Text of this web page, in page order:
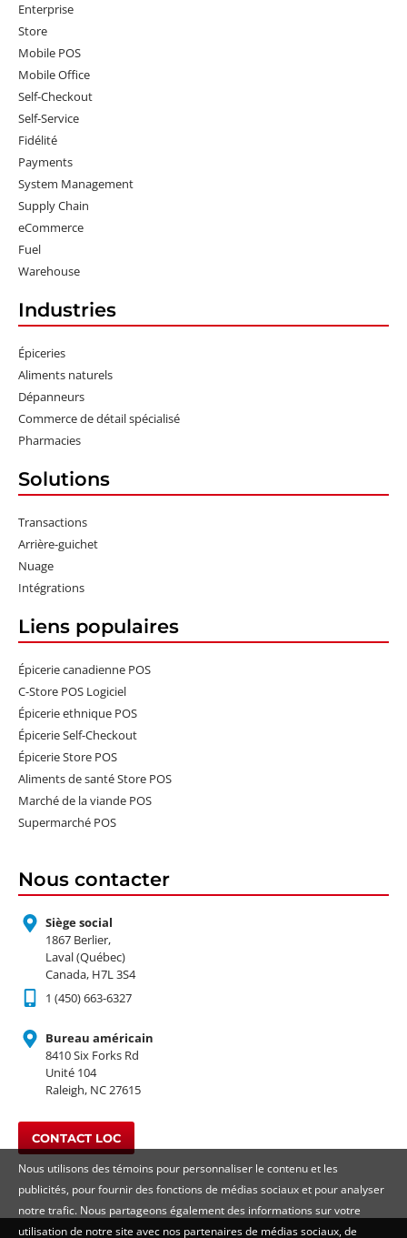
Enterprise
Store
Mobile POS
Mobile Office
Self-Checkout
Self-Service
Fidélité
Payments
System Management
Supply Chain
eCommerce
Fuel
Warehouse
Industries
Épiceries
Aliments naturels
Dépanneurs
Commerce de détail spécialisé
Pharmacies
Solutions
Transactions
Arrière-guichet
Nuage
Intégrations
Liens populaires
Épicerie canadienne POS
C-Store POS Logiciel
Épicerie ethnique POS
Épicerie Self-Checkout
Épicerie Store POS
Aliments de santé Store POS
Marché de la viande POS
Supermarché POS
Nous contacter
Siège social
1867 Berlier,
Laval (Québec)
Canada, H7L 3S4
1 (450) 663-6327
Bureau américain
8410 Six Forks Rd
Unité 104
Raleigh, NC 27615
CONTACT LOC
Nous utilisons des témoins pour personnaliser le contenu et les
publicités, pour fournir des fonctions de médias sociaux et pour analyser
notre trafic. Nous partageons également des informations sur votre
utilisation de notre site avec nos partenaires de médias sociaux, de